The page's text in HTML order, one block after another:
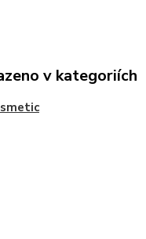
v kategoriích